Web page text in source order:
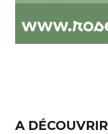
A DÉCOUVRIR